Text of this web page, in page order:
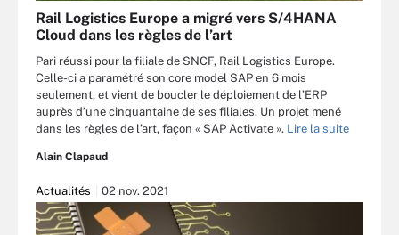
Rail Logistics Europe a migré vers S/4HANA
Cloud dans les règles de l’art
Pari réussi pour la filiale de SNCF, Rail Logistics Europe.
Celle-ci a paramétré son core model SAP en 6 mois
seulement, et vient de boucler le déploiement de l’ERP
auprès d’une cinquantaine de ses filiales. Un projet mené
dans les règles de l’art, façon « SAP Activate ». Lire la suite
Alain Clapaud
Actualités 02 nov. 2021